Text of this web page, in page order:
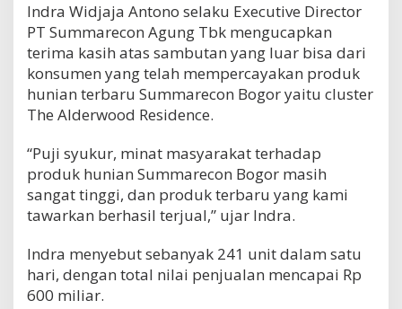
Indra Widjaja Antono selaku Executive Director
PT Summarecon Agung Tbk mengucapkan
terima kasih atas sambutan yang luar bisa dari
konsumen yang telah mempercayakan produk
hunian terbaru Summarecon Bogor yaitu cluster
The Alderwood Residence.
“Puji syukur, minat masyarakat terhadap
produk hunian Summarecon Bogor masih
sangat tinggi, dan produk terbaru yang kami
tawarkan berhasil terjual,” ujar Indra.
Indra menyebut sebanyak 241 unit dalam satu
hari, dengan total nilai penjualan mencapai Rp
600 miliar.